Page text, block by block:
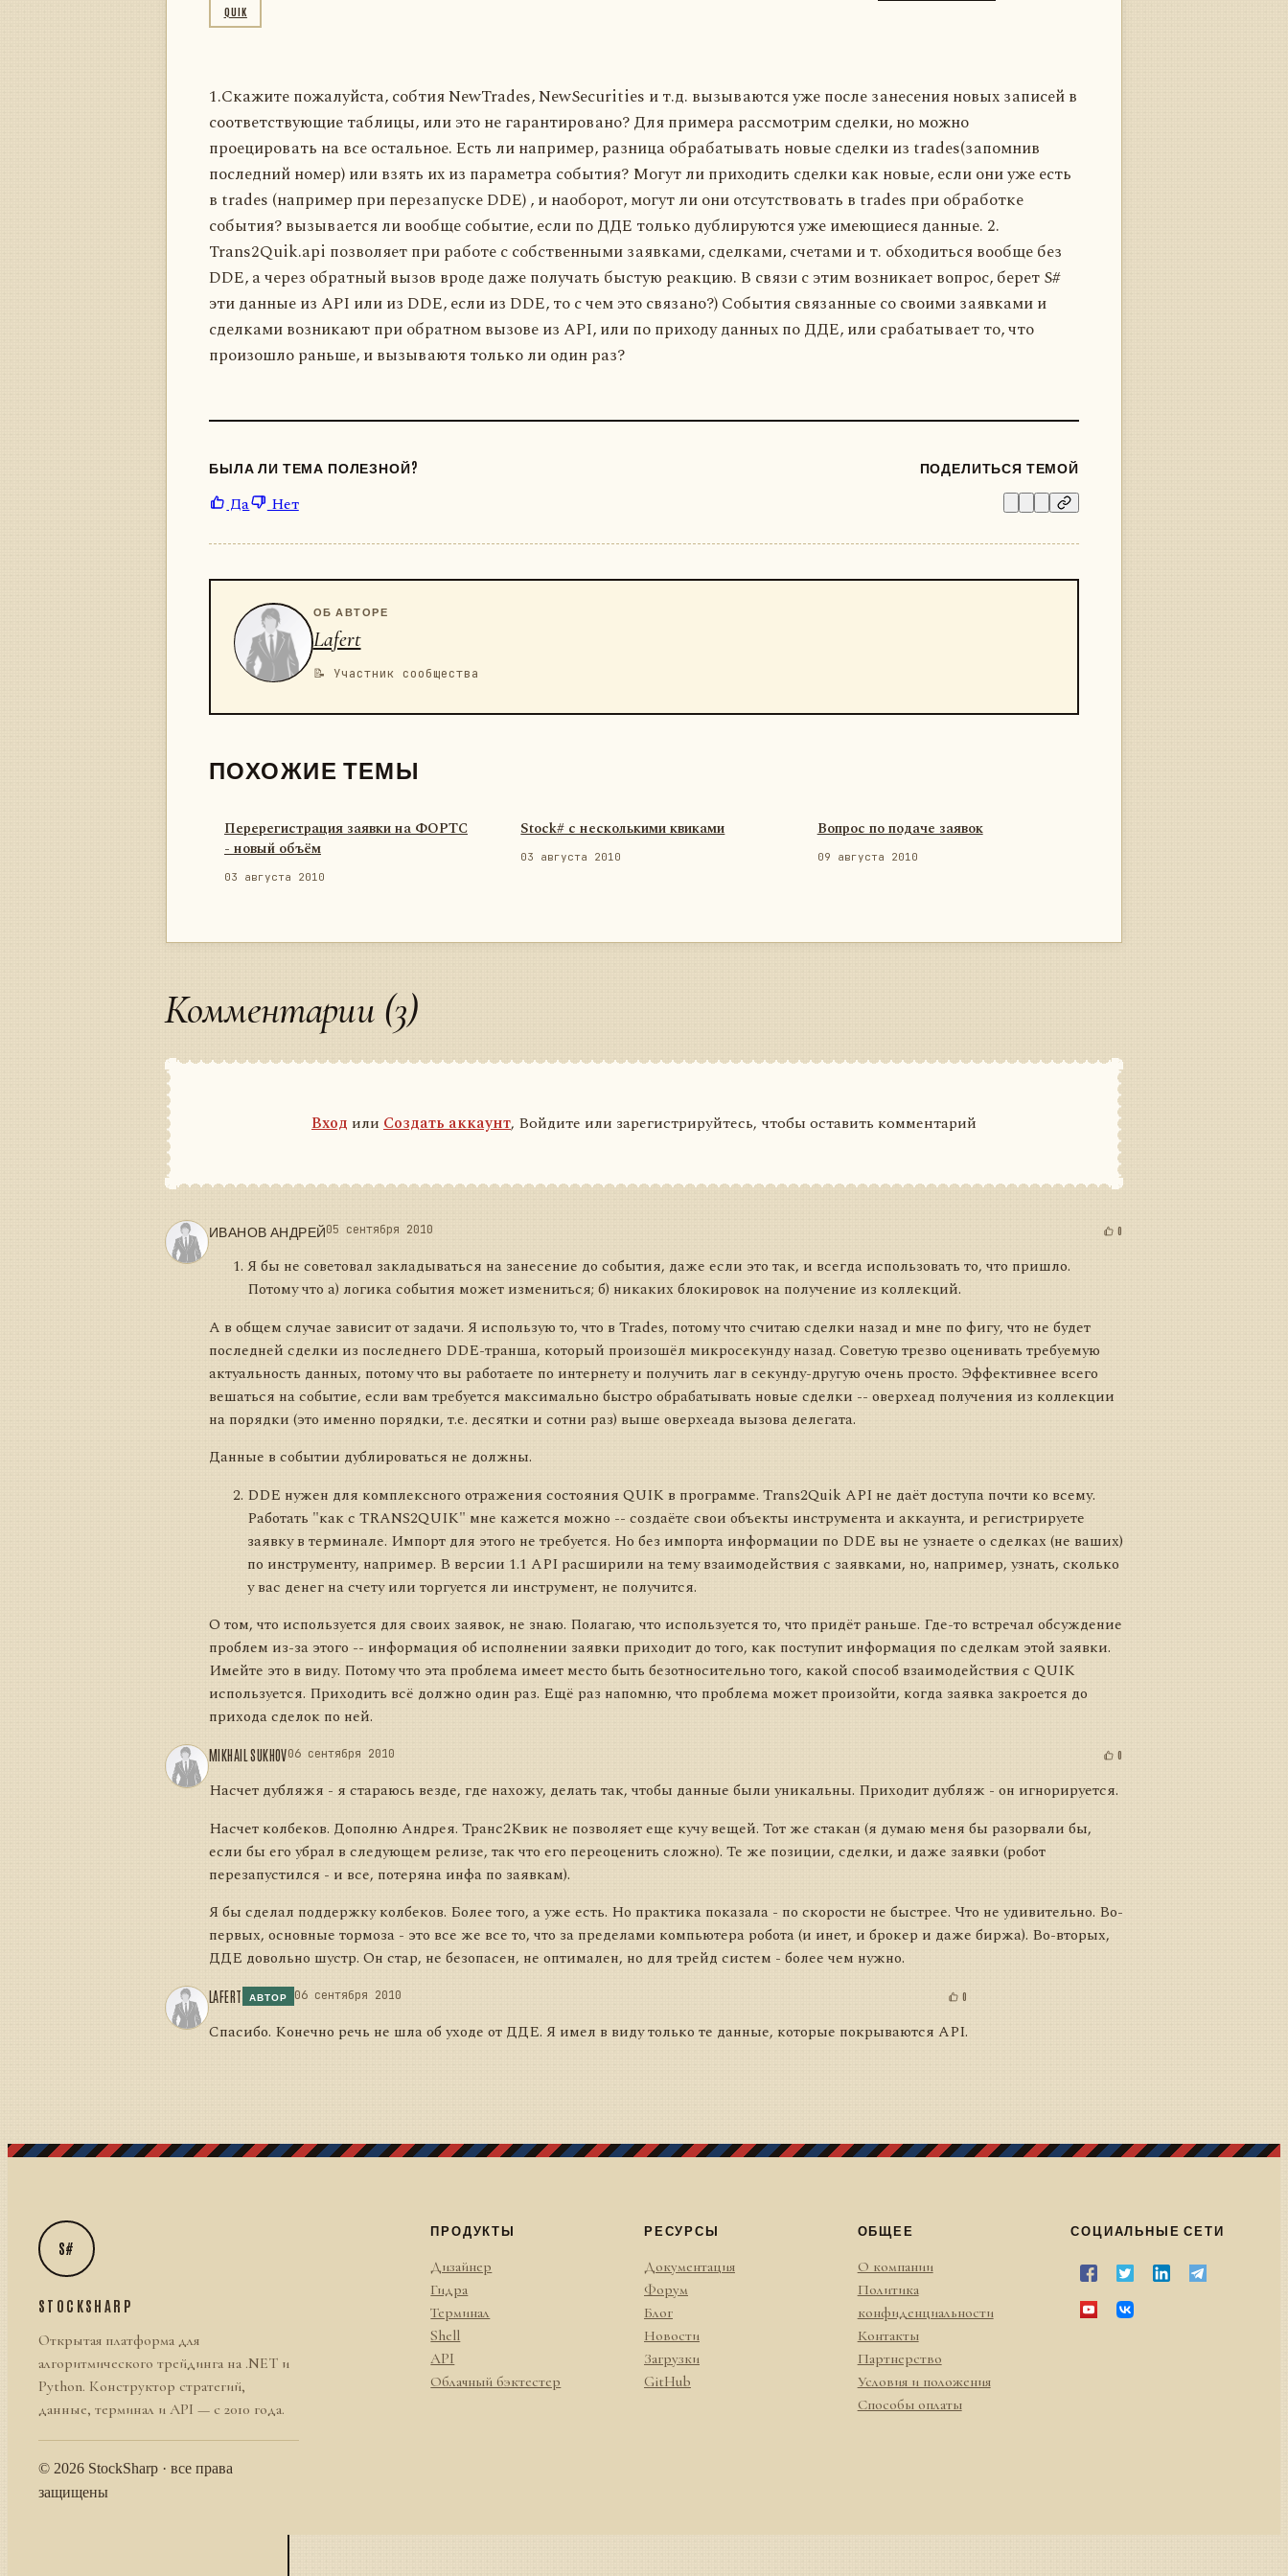
QUIK
1.Скажите пожалуйста, собтия NewTrades, NewSecurities и т.д. вызываются уже после занесения новых записей в
соответствующие таблицы, или это не гарантировано? Для примера рассмотрим сделки, но можно
проецировать на все остальное. Есть ли например, разница обрабатывать новые сделки из trades(запомнив
последний номер) или взять их из параметра события? Могут ли приходить сделки как новые, если они уже есть
в trades (например при перезапуске DDE) , и наоборот, могут ли они отсутствовать в trades при обработке
события? вызывается ли вообще событие, если по ДДЕ только дублируются уже имеющиеся данные. 2.
Trans2Quik.api позволяет при работе с собственными заявками, сделками, счетами и т. обходиться вообще без
DDE, а через обратный вызов вроде даже получать быстую реакцию. В связи с этим возникает вопрос, берет S#
эти данные из API или из DDE, если из DDE, то с чем это связано?) События связанные со своими заявками и
сделками возникают при обратном вызове из API, или по приходу данных по ДДЕ, или срабатывает то, что
произошло раньше, и вызываютя только ли один раз?
БЫЛА ЛИ ТЕМА ПОЛЕЗНОЙ?
Да Нет
ПОДЕЛИТЬСЯ ТЕМОЙ
ОБ АВТОРЕ
Lafert
📝 Участник сообщества
ПОХОЖИЕ ТЕМЫ
Перерегистрация заявки на ФОРТС
- новый объём
03 августа 2010
Stock# с несколькими квиками
03 августа 2010
Вопрос по подаче заявок
09 августа 2010
Комментарии (3)
Вход или Создать аккаунт, Войдите или зарегистрируйтесь, чтобы оставить комментарий
ИВАНОВ АНДРЕЙ05 сентября 2010 0
Я бы не советовал закладываться на занесение до события, даже если это так, и всегда использовать то, что пришло.
Потому что а) логика события может измениться; б) никаких блокировок на получение из коллекций.
А в общем случае зависит от задачи. Я использую то, что в Trades, потому что считаю сделки назад и мне по фигу, что не будет
последней сделки из последнего DDE-транша, который произошёл микросекунду назад. Советую трезво оценивать требуемую
актуальность данных, потому что вы работаете по интернету и получить лаг в секунду-другую очень просто. Эффективнее всего
вешаться на событие, если вам требуется максимально быстро обрабатывать новые сделки -- оверхеад получения из коллекции
на порядки (это именно порядки, т.е. десятки и сотни раз) выше оверхеада вызова делегата.
Данные в событии дублироваться не должны.
DDE нужен для комплексного отражения состояния QUIK в программе. Trans2Quik API не даёт доступа почти ко всему.
Работать "как с TRANS2QUIK" мне кажется можно -- создаёте свои объекты инструмента и аккаунта, и регистрируете
заявку в терминале. Импорт для этого не требуется. Но без импорта информации по DDE вы не узнаете о сделках (не ваших)
по инструменту, например. В версии 1.1 API расширили на тему взаимодействия с заявками, но, например, узнать, сколько
у вас денег на счету или торгуется ли инструмент, не получится.
О том, что используется для своих заявок, не знаю. Полагаю, что используется то, что придёт раньше. Где-то встречал обсуждение
проблем из-за этого -- информация об исполнении заявки приходит до того, как поступит информация по сделкам этой заявки.
Имейте это в виду. Потому что эта проблема имеет место быть безотносительно того, какой способ взаимодействия с QUIK
используется. Приходить всё должно один раз. Ещё раз напомню, что проблема может произойти, когда заявка закроется до
прихода сделок по ней.
MIKHAIL SUKHOV06 сентября 2010 0
Насчет дубляжя - я стараюсь везде, где нахожу, делать так, чтобы данные были уникальны. Приходит дубляж - он игнорируется.
Насчет колбеков. Дополню Андрея. Транс2Квик не позволяет еще кучу вещей. Тот же стакан (я думаю меня бы разорвали бы,
если бы его убрал в следующем релизе, так что его переоценить сложно). Те же позиции, сделки, и даже заявки (робот
перезапустился - и все, потеряна инфа по заявкам).
Я бы сделал поддержку колбеков. Более того, а уже есть. Но практика показала - по скорости не быстрее. Что не удивительно. Во-
первых, основные тормоза - это все же все то, что за пределами компьютера робота (и инет, и брокер и даже биржа). Во-вторых,
ДДЕ довольно шустр. Он стар, не безопасен, не оптимален, но для трейд систем - более чем нужно.
LAFERT АВТОР 06 сентября 2010 0
Спасибо. Конечно речь не шла об уходе от ДДЕ. Я имел в виду только те данные, которые покрываются API.
S#
STOCKSHARP
Открытая платформа для
алгоритмического трейдинга на .NET и
Python. Конструктор стратегий,
данные, терминал и API — с 2010 года.
© 2026 StockSharp · все права
защищены
ПРОДУКТЫ
Дизайнер
Гидра
Терминал
Shell
API
Облачный бэктестер
РЕСУРСЫ
Документация
Форум
Блог
Новости
Загрузки
GitHub
ОБЩЕЕ
О компании
Политика
конфиденциальности
Контакты
Партнерство
Условия и положения
Способы оплаты
СОЦИАЛЬНЫЕ СЕТИ